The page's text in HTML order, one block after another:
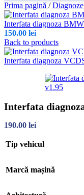
Prima pagină /
Interfata diagnoza
150.00 lei
Back to products
Interfata diagnoza
Interfata
190.00 lei
Tip vehicul
Marcă mașină